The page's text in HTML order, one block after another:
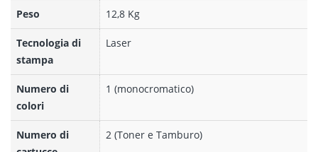
Peso 12,8 Kg
Tecnologia di
stampa
Laser
Numero di
colori
1 (monocromatico)
Numero di
2 (Toner e Tamburo)